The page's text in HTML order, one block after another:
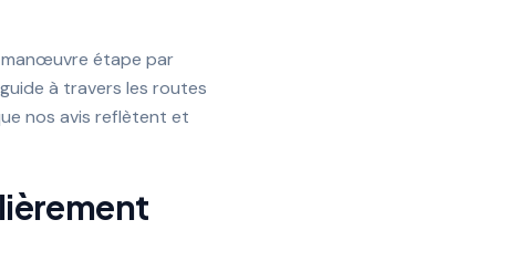
manœuvre étape par
à travers les routes
nos avis reflètent et